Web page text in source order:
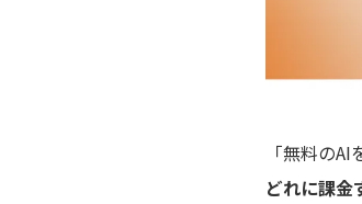
「無料の
どれに課金